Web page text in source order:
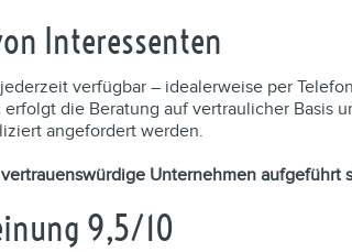
Interessenten
verfügbar – idealerweise per
die Beratung auf vertraulicher
angefordert werden.
Unternehmen
9,5/10